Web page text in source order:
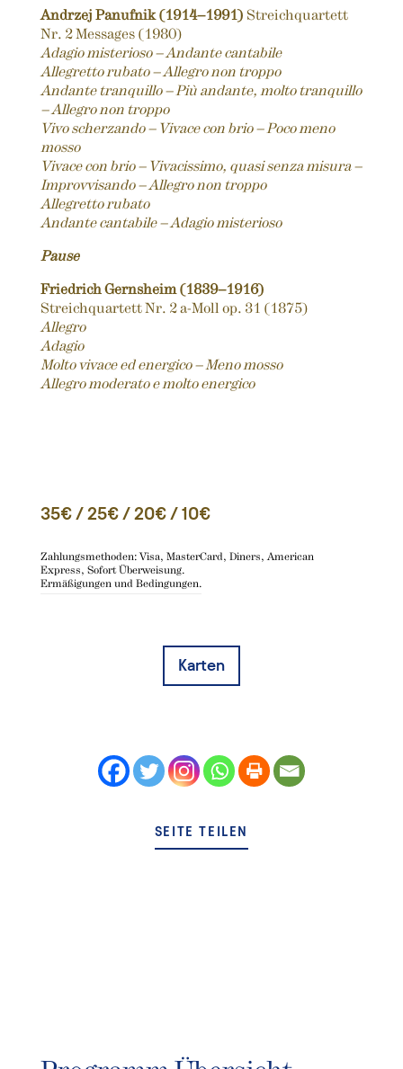
Andrzej Panufnik (1914–1991) Streichquartett
Nr. 2 Messages (1980)
Adagio misterioso – Andante cantabile
Allegretto rubato – Allegro non troppo
Andante tranquillo – Più andante, molto tranquillo
– Allegro non troppo
Vivo scherzando – Vivace con brio – Poco meno
mosso
Vivace con brio – Vivacissimo, quasi senza misura –
Improvvisando – Allegro non troppo
Allegretto rubato
Andante cantabile – Adagio misterioso
Pause
Friedrich Gernsheim (1839–1916)
Streichquartett Nr. 2 a-Moll op. 31 (1875)
Allegro
Adagio
Molto vivace ed energico – Meno mosso
Allegro moderato e molto energico
35€ / 25€ / 20€ / 10€
Zahlungsmethoden: Visa, MasterCard, Diners, American
Express, Sofort Überweisung.
Ermäßigungen und Bedingungen.
Karten
SEITE TEILEN